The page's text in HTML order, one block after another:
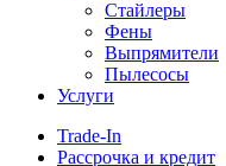
Стайлеры
Фены
Выпрямители
Пылесосы
Услуги
Trade-In
Рассрочка и кредит